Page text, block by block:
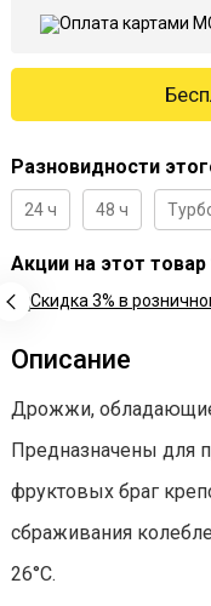
Разновидности
24 ч 48 ч
Акции на этот товар
Описание
Дрожжи, обладающие
Предназначены для
фруктовых браг
сбраживания
26°С.